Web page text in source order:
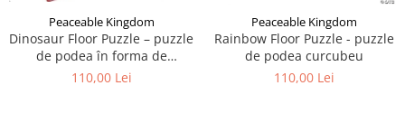
Peaceable Kingdom
Dinosaur Floor Puzzle – puzzle
de podea în forma de
dinozaur
110,00 Lei
Peaceable Kingdom
Rainbow Floor Puzzle - puzzle
de podea curcubeu
110,00 Lei